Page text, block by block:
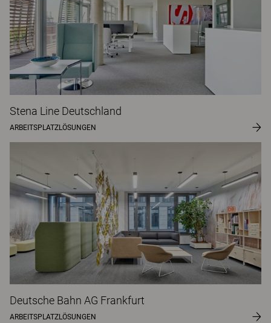
Stena Line Deutschland
ARBEITSPLATZLÖSUNGEN
Deutsche Bahn AG Frankfurt
ARBEITSPLATZLÖSUNGEN